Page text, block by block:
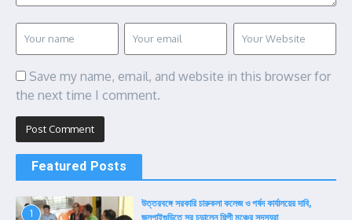
Save my name, email, and website in this browser for
the next time I comment.
Featured Posts
1
উত্তরবঙ্গে সরকারি চারুকলা কলেজ ও পর্ষদ কার্যালয়ের দাবি,
জলপাইগুড়িতে সুর চড়ালেন শিল্পী মঞ্চের সদস্যরা